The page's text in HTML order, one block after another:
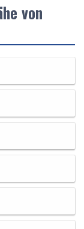
von